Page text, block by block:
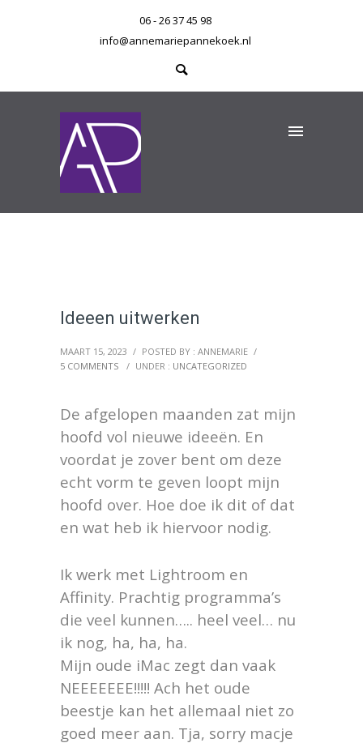
06 - 26 37 45 98
info@annemariepannekoek.nl
Ideeen uitwerken
MAART 15, 2023 / POSTED BY : ANNEMARIE /
5 COMMENTS
/ UNDER : UNCATEGORIZED
De afgelopen maanden zat mijn
hoofd vol nieuwe ideeën. En
voordat je zover bent om deze
echt vorm te geven loopt mijn
hoofd over. Hoe doe ik dit of dat
en wat heb ik hiervoor nodig.
Ik werk met Lightroom en
Affinity. Prachtig programma’s
die veel kunnen….. heel veel… nu
ik nog, ha, ha, ha.
Mijn oude iMac zegt dan vaak
NEEEEEEE!!!!! Ach het oude
beestje kan het allemaal niet zo
goed meer aan. Tja, sorry macje